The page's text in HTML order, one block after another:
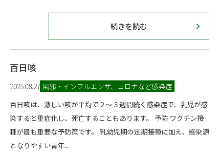
続きを読む
百日咳
2025.08.27 風邪・インフルエンザ、コロナなど感染症
百日咳は、激しい咳が平均で２～３週間続く感染症で、乳児が感
染すると重症化し、死亡することもあります。 予防 ワクチン接
種が最も重要な予防策です。 乳幼児期の定期接種に加え、感染源
となりやすい青年...